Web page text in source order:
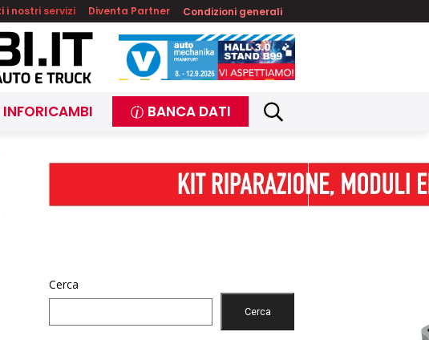
i nostri servizi Diventa Partner Condizioni generali
INFORICAMBI BANCA DATI
Cerca
Cerca